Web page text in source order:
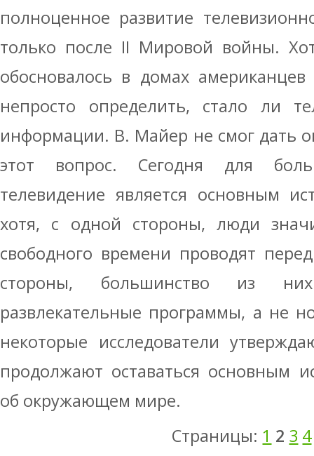
полноценное развитие
только после II Мировой войны.
обосновалось в домах
непросто определить, стало ли
информации. В. Майер не смог дать
этот вопрос. Сегодня для
телевидение является основным
хотя, с одной стороны, люди
свободного времени проводят
стороны, большинство из
развлекательные программы, а не
некоторые исследователи
продолжают оставаться основным
об окружающем мире.
Страницы: 1 2 3 4